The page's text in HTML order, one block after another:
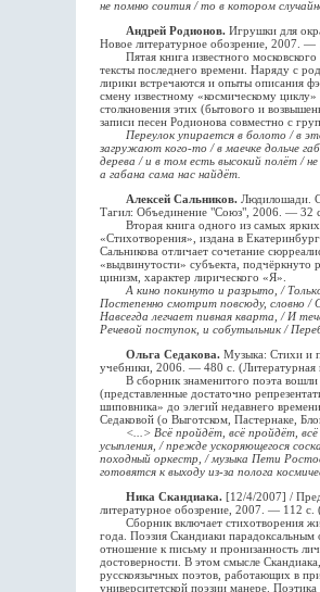
не помню соития / то в котором
Андрей Родионов. Игрушки для
Новое литературное обозрение, 2007. —
Пятая книга известного московского
тексты последнего времени. Наряду с
лирики встречаются и опыты описания
смену известному «космическому
столкновения этих (бытового и
записи песен Родионова совместно с
Переулок упирается в болото / в
загружают кого-то / в маечке дольче
дерева / и в том есть высокий полёт /
а габана сама нас найдёт.
Алексей Сальников. Людилошади.
Тагил: Объединение "Союз", 2006. — 32
Вторая книга одного из самых ярких
«Стихотворения», издана в
Сальникова отличает сочетание
«выдвинутости» субъекта,
цинизм, характер лирического «Я».
А кино покинуто и разрыто, /
Постепенно смотрит повсюду, словно /
Навсегда легчает пивная кварта, / И
Речевой поступок, и собутыльник /
Ольга Седакова. Музыка: Стихи и
учебники, 2006. — 480 с.
В сборник знаменитого поэта вошли
(представленные достаточно
шиповника» до элегий недавнего
Седаковой (о Выготском, Пастернаке,
<...> Всё пройдёт, всё пройдёт,
усыпления, / прежде ускоряющегося
походный оркестр, / музыка Пети
готовятся к выходу из-за полога
Ника Скандиака. [12/4/2007] /
литературное обозрение, 2007. — 112 с.
Сборник включает стихотворения
года. Поэзия Скандиаки парадоксальным
отношение к письму и пронизанность
достоверности. В этом смысле
русскоязычных поэтов, работающих в
университетской поэзии манере.